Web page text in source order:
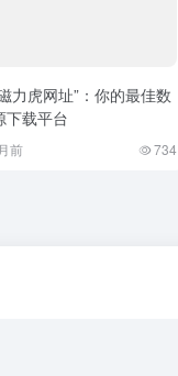
力虎网址”：你的最佳数
下载平台
前 734